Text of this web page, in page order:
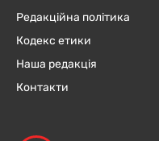
Редакційна політика
Кодекс етики
Наша редакція
Контакти